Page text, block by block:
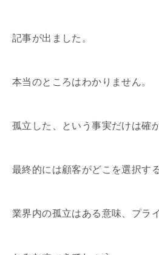
記事が出ました。
本当のところはわかりません。
孤立した、という事実だけは確
最終的には顧客がどこを選択す
業界内の孤立はある意味、プラ